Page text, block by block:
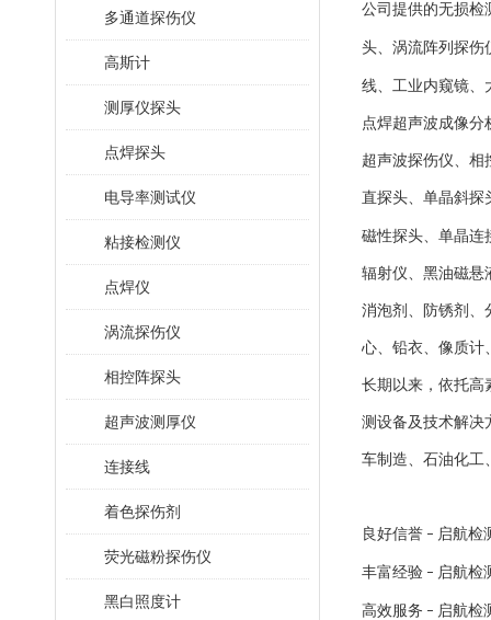
多通道探伤仪
高斯计
测厚仪探头
点焊探头
电导率测试仪
粘接检测仪
点焊仪
涡流探伤仪
相控阵探头
超声波测厚仪
连接线
着色探伤剂
荧光磁粉探伤仪
黑白照度计
公司提供的无损检
头、涡流阵列探伤
线、工业内窥镜、
点焊超声波成像分
超声波探伤仪、相
直探头、单晶斜探
磁性探头、单晶连
辐射仪、黑油磁悬
消泡剂、防锈剂、
心、铅衣、像质计
长期以来，依托高
测设备及技术解决
车制造、石油化工
良好信誉 – 启航检
丰富经验 – 启航检
高效服务 – 启航检